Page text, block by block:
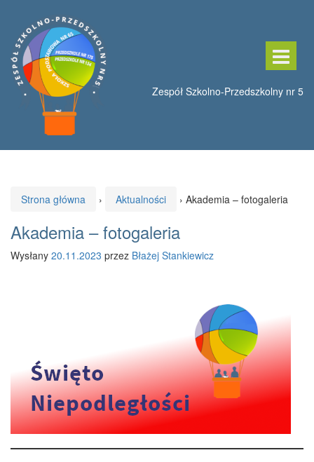
treści
menu
głównego
Strona główna › Aktualności › Akademia – fotogaleria
Akademia – fotogaleria
Wysłany 20.11.2023 przez Błażej Stankiewicz